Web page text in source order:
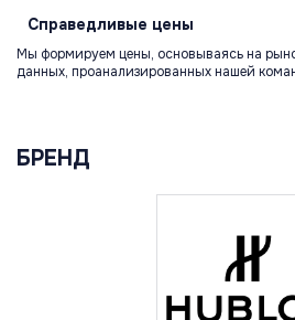
Справедливые цены
Мы формируем цены, основываясь на
данных, проанализированных нашей
БРЕНД